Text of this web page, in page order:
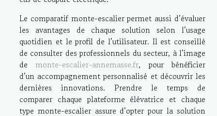
Le comparatif monte-escalier permet aussi d’évaluer
les avantages de chaque solution selon l’usage
quotidien et le profil de l’utilisateur. Il est conseillé
de consulter des professionnels du secteur, à l’image
de monte-escalier-annemasse.fr, pour bénéficier
d’un accompagnement personnalisé et découvrir les
dernières innovations. Prendre le temps de
comparer chaque plateforme élévatrice et chaque
type monte-escalier assure d’opter pour la solution